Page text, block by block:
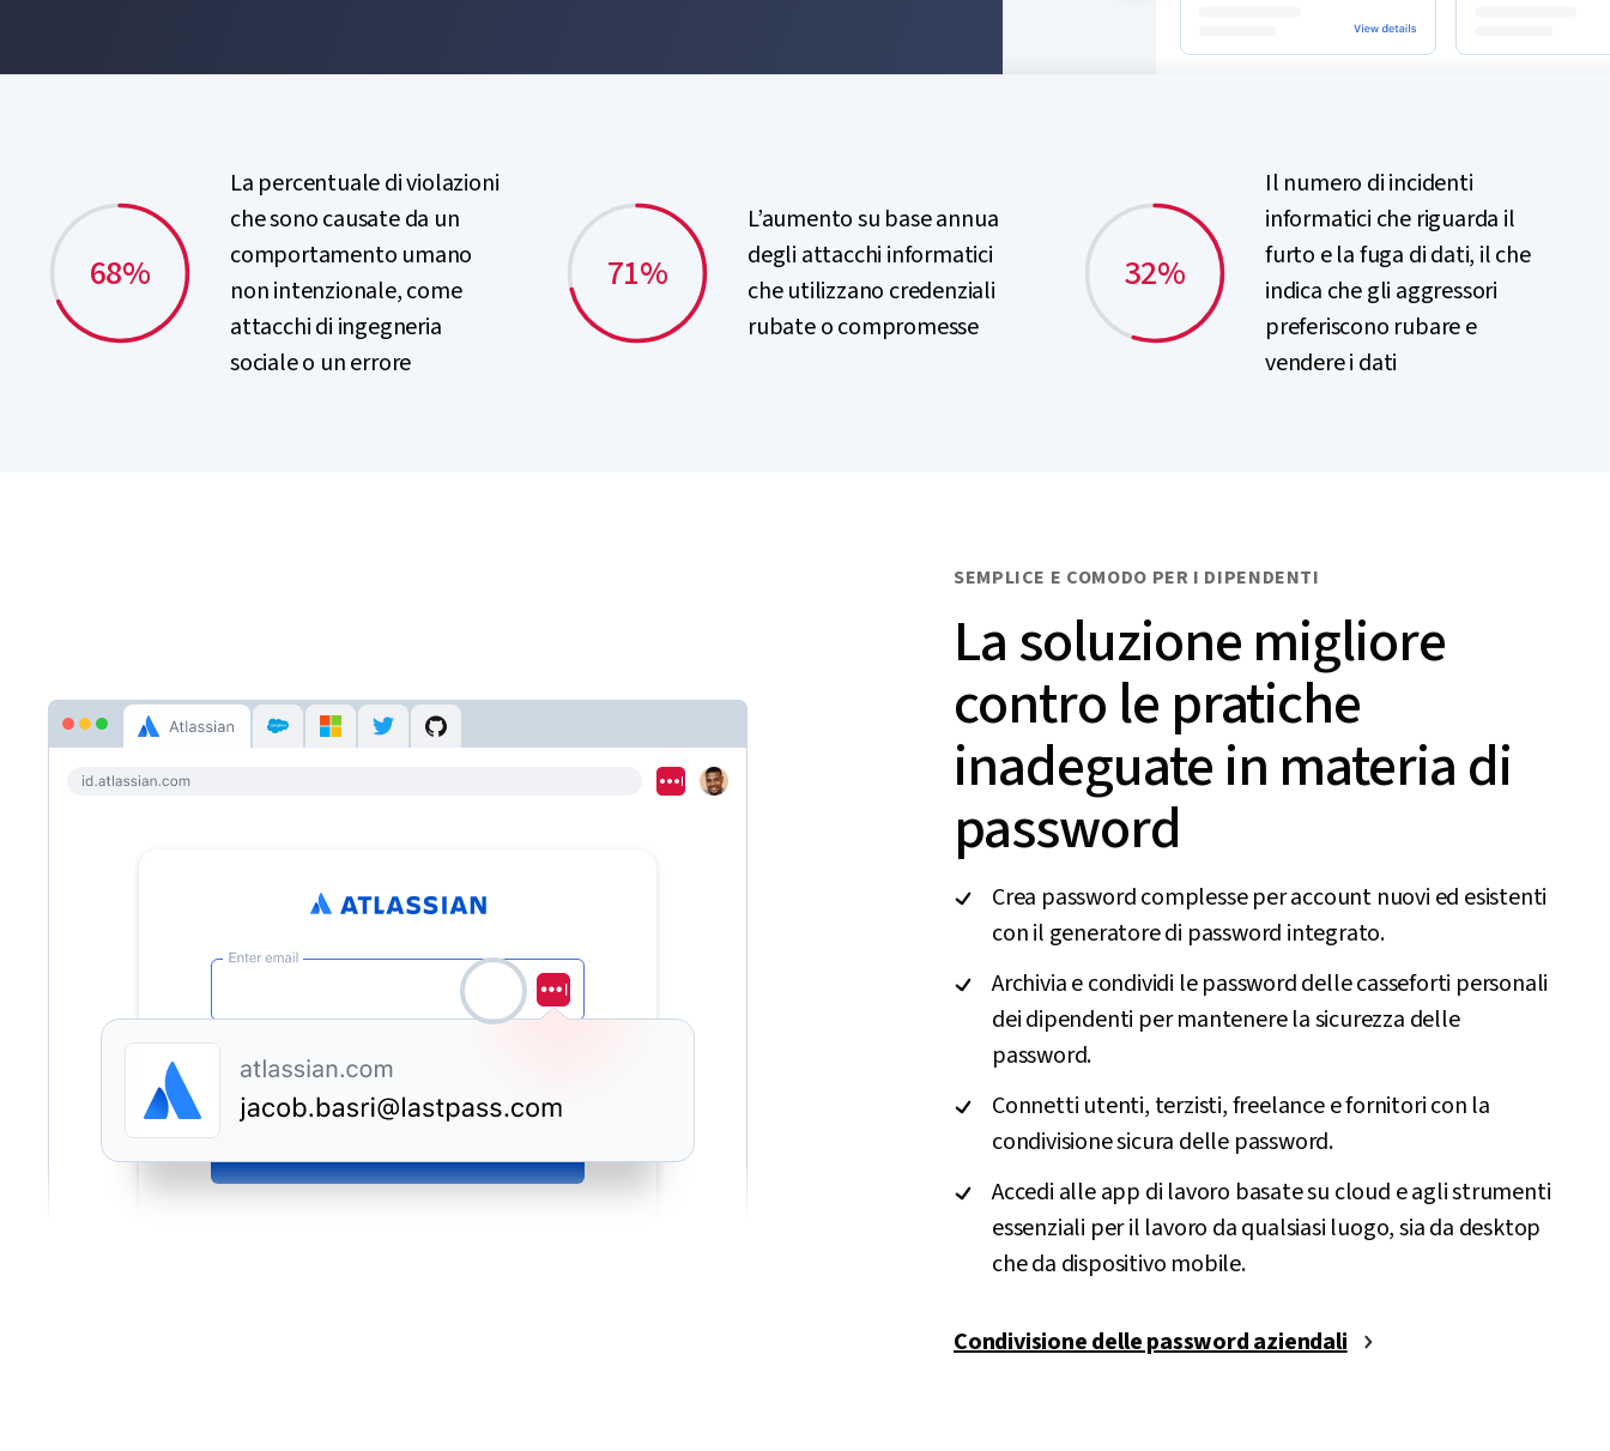
68%
La percentuale di violazioni
che sono causate da un
comportamento umano
non intenzionale, come
attacchi di ingegneria
sociale o un errore
71%
L’aumento su base annua
degli attacchi informatici
che utilizzano credenziali
rubate o compromesse
32%
Il numero di incidenti
informatici che riguarda il
furto e la fuga di dati, il che
indica che gli aggressori
preferiscono rubare e
vendere i dati
SEMPLICE E COMODO PER I DIPENDENTI
La soluzione migliore
contro le pratiche
inadeguate in materia di
password
Crea password complesse per account nuovi ed esistenti
con il generatore di password integrato.
Archivia e condividi le password delle casseforti personali
dei dipendenti per mantenere la sicurezza delle
password.
Connetti utenti, terzisti, freelance e fornitori con la
condivisione sicura delle password.
Accedi alle app di lavoro basate su cloud e agli strumenti
essenziali per il lavoro da qualsiasi luogo, sia da desktop
che da dispositivo mobile.
Condivisione delle password aziendali